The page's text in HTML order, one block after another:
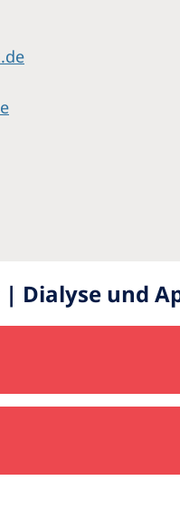
Dialyse und